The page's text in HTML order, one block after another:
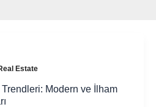
Estate
Trendleri: Modern ve İlham